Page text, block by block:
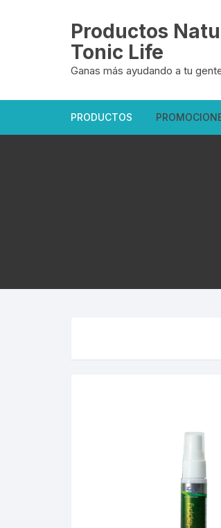
Productos
Tonic Life
Ganas más ayudando a tu
PRODUCTOS